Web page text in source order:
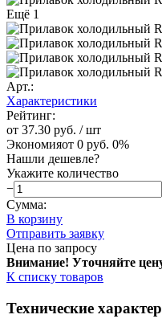
Ещё 1
Арт.:
Характеристики
Рейтинг:
от 37.30 руб. / шт
Экономияот 0 руб. 0%
Нашли дешевле?
Укажите количество
−
Сумма:
В корзину
Отправить заявку
Цена по запросу
Внимание! Уточняйте
К списку товаров
Технические